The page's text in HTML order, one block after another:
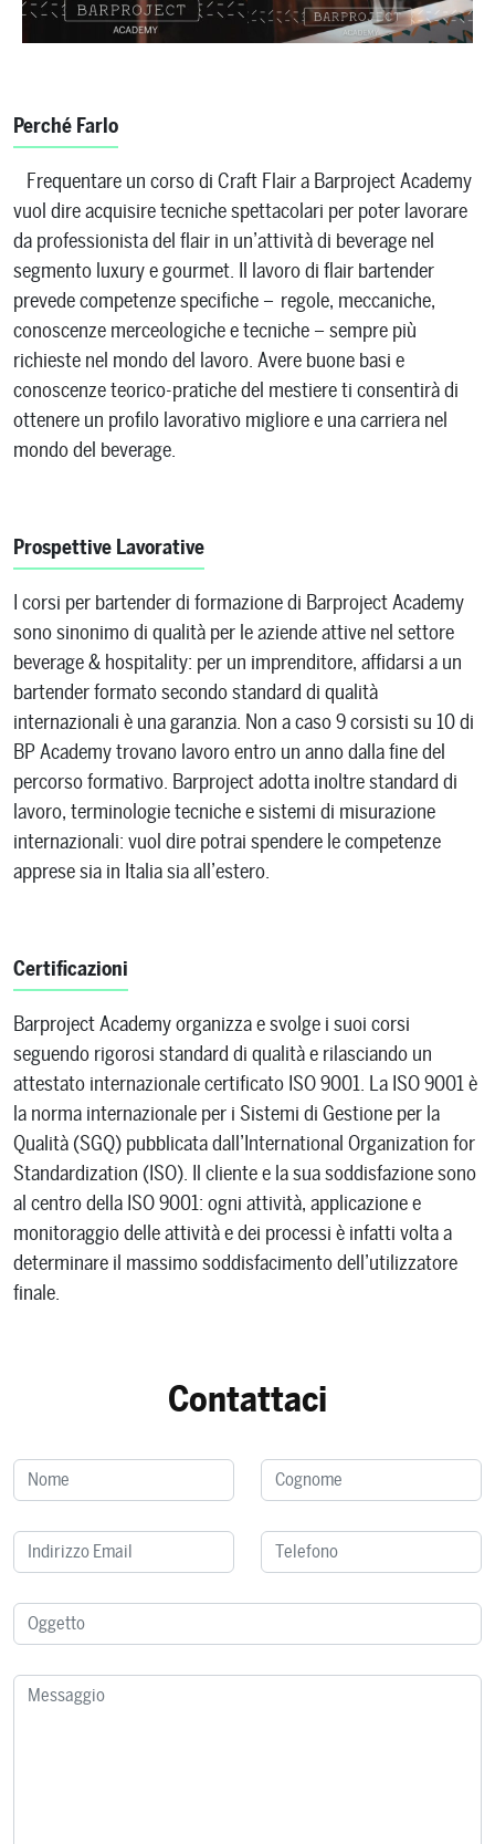
Perché Farlo
Frequentare un corso di Craft Flair a Barproject Academy
vuol dire acquisire tecniche spettacolari per poter lavorare
da professionista del flair in un’attività di beverage nel
segmento luxury e gourmet. Il lavoro di flair bartender
prevede competenze specifiche – regole, meccaniche,
conoscenze merceologiche e tecniche – sempre più
richieste nel mondo del lavoro. Avere buone basi e
conoscenze teorico-pratiche del mestiere ti consentirà di
ottenere un profilo lavorativo migliore e una carriera nel
mondo del beverage.
Prospettive Lavorative
I corsi per bartender di formazione di Barproject Academy
sono sinonimo di qualità per le aziende attive nel settore
beverage & hospitality: per un imprenditore, affidarsi a un
bartender formato secondo standard di qualità
internazionali è una garanzia. Non a caso 9 corsisti su 10 di
BP Academy trovano lavoro entro un anno dalla fine del
percorso formativo. Barproject adotta inoltre standard di
lavoro, terminologie tecniche e sistemi di misurazione
internazionali: vuol dire potrai spendere le competenze
apprese sia in Italia sia all’estero.
Certificazioni
Barproject Academy organizza e svolge i suoi corsi
seguendo rigorosi standard di qualità e rilasciando un
attestato internazionale certificato ISO 9001. La ISO 9001 è
la norma internazionale per i Sistemi di Gestione per la
Qualità (SGQ) pubblicata dall’International Organization for
Standardization (ISO). Il cliente e la sua soddisfazione sono
al centro della ISO 9001: ogni attività, applicazione e
monitoraggio delle attività e dei processi è infatti volta a
determinare il massimo soddisfacimento dell’utilizzatore
finale.
Contattaci